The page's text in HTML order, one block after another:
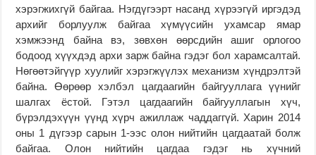
хэрэгжихгүй байгаа. Нэгдүгээрт насанд хүрээгүй иргэдэд
архийг борлуулж байгаа хүмүүсийн ухамсар ямар
хэмжээнд байна вэ, зөвхөн өөрсдийн ашиг орлогоо
бодоод хүүхдэд архи зарж байна гэдэг бол харамсалтай.
Нөгөөтэйгүүр хуулийг хэрэгжүүлэх механизм хүндрэлтэй
байна. Өөрөөр хэлбэл цагдаагийн байгууллага үүнийг
шалгах ёстой. Гэтэл цагдаагийн байгууллагын хүч,
бүрэлдэхүүн үүнд хүрч ажиллаж чаддаггүй. Харин 2014
оны 1 дүгээр сарын 1-ээс олон нийтийн цагдаатай болж
байгаа. Олон нийтийн цагдаа гэдэг нь хүчний